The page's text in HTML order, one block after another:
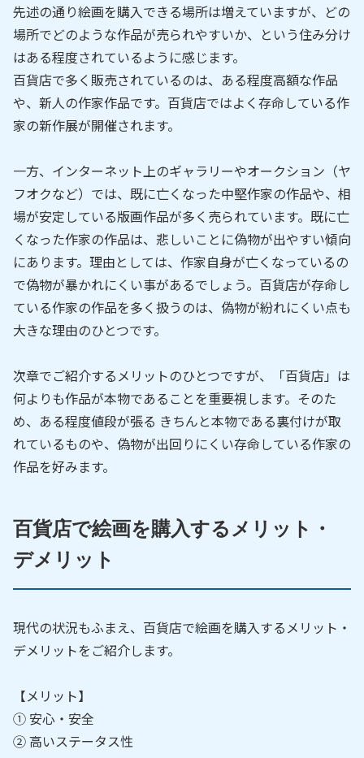
先述の通り絵画を購入できる場所は増えていますが、どの
場所でどのような作品が売られやすいか、という住み分け
はある程度されているように感じます。
百貨店で多く販売されているのは、ある程度高額な作品
や、新人の作家作品です。百貨店ではよく存命している作
家の新作展が開催されます。
一方、インターネット上のギャラリーやオークション（ヤ
フオクなど）では、既に亡くなった中堅作家の作品や、相
場が安定している版画作品が多く売られています。既に亡
くなった作家の作品は、悲しいことに偽物が出やすい傾向
にあります。理由としては、作家自身が亡くなっているの
で偽物が暴かれにくい事があるでしょう。百貨店が存命し
ている作家の作品を多く扱うのは、偽物が紛れにくい点も
大きな理由のひとつです。
次章でご紹介するメリットのひとつですが、「百貨店」は
何よりも作品が本物であることを重要視します。そのた
め、ある程度値段が張る きちんと本物である裏付けが取
れているものや、偽物が出回りにくい存命している作家の
作品を好みます。
百貨店で絵画を購入するメリット・
デメリット
現代の状況もふまえ、百貨店で絵画を購入するメリット・
デメリットをご紹介します。
【メリット】
① 安心・安全
② 高いステータス性